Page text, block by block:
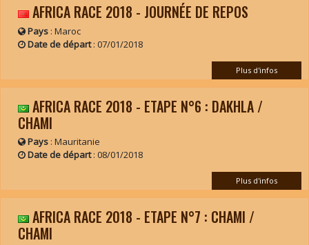
AFRICA RACE 2018 - JOURNÉE DE REPOS
Pays: Maroc
Date de départ: 07/01/2018
Plus d'infos
AFRICA RACE 2018 - ETAPE N°6 : DAKHLA /
CHAMI
Pays: Mauritanie
Date de départ: 08/01/2018
Plus d'infos
AFRICA RACE 2018 - ETAPE N°7 : CHAMI /
CHAMI